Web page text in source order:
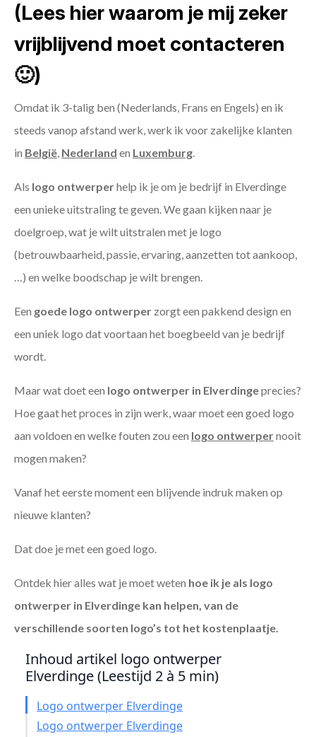
(Lees hier waarom je mij zeker
vrijblijvend moet contacteren
🙂)
Omdat ik 3-talig ben (Nederlands, Frans en Engels) en ik
steeds vanop afstand werk, werk ik voor zakelijke klanten
in België, Nederland en Luxemburg.
Als logo ontwerperhelp ik je om je bedrijf in Elverdinge
een unieke uitstraling te geven. We gaan kijken naar je
doelgroep, wat je wilt uitstralen met je logo
(betrouwbaarheid, passie, ervaring, aanzetten tot aankoop,
…) en welke boodschap je wilt brengen.
Een goede logo ontwerper zorgt een pakkend design en
een uniek logo dat voortaan het boegbeeld van je bedrijf
wordt.
Maar wat doet een logo ontwerper in Elverdingeprecies?
Hoe gaat het proces in zijn werk, waar moet een goed logo
aan voldoen en welke fouten zou een logo ontwerpernooit
mogen maken?
Vanaf het eerste moment een blijvende indruk maken op
nieuwe klanten?
Dat doe je met een goed logo.
Ontdek hier alles wat je moet weten hoe ik je als logo
ontwerper in Elverdinge kan helpen, van de
verschillende soorten logo’s tot het kostenplaatje.
Inhoud artikel logo ontwerper
Elverdinge (Leestijd 2 à 5 min)
Logo ontwerper Elverdinge
Logo ontwerper Elverdinge